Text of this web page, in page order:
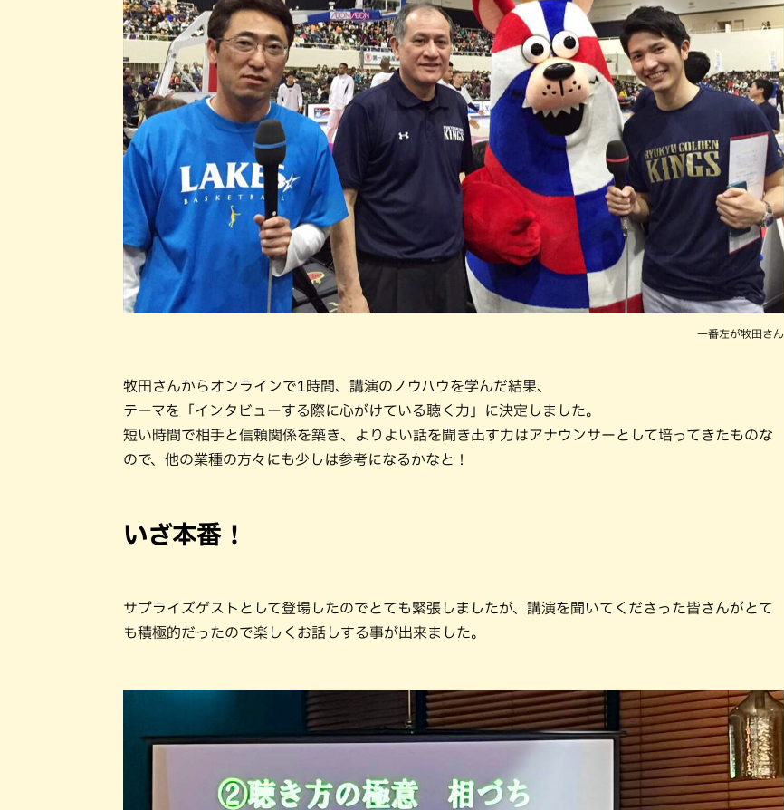
一番左が牧田さん
牧田さんからオンラインで1時間、講演のノウハウを学んだ結果、
テーマを「インタビューする際に心がけている聴く力」に決定しました。
短い時間で相手と信頼関係を築き、よりよい話を聞き出す力はアナウンサーとして培ってきたものな
ので、他の業種の方々にも少しは参考になるかなと！
いざ本番！
サプライズゲストとして登場したのでとても緊張しましたが、講演を聞いてくださった皆さんがとて
も積極的だったので楽しくお話しする事が出来ました。